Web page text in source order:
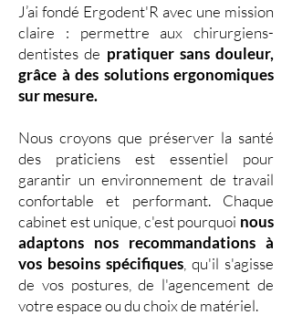
J’ai fondé Ergodent'R avec une mission
claire : permettre aux chirurgiens-
dentistes de pratiquer sans douleur,
grâce à des solutions ergonomiques
sur mesure.
Nous croyons que préserver la santé
des praticiens est essentiel pour
garantir un environnement de travail
confortable et performant. Chaque
cabinet est unique, c'est pourquoi nous
adaptons nos recommandations à
vos besoins spécifiques , qu'il s'agisse
de vos postures, de l'agencement de
votre espace ou du choix de matériel.